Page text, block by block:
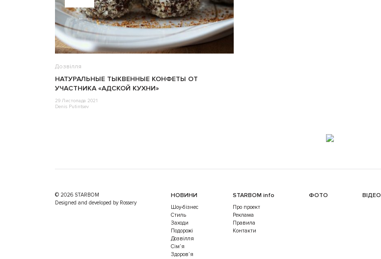
Дозвілля
НАТУРАЛЬНЫЕ ТЫКВЕННЫЕ КОНФЕТЫ ОТ
УЧАСТНИКА «АДСКОЙ КУХНИ»
29 Листопада 2021
Denis Putintsev
© 2026 STARBOM
Designed and developed by Rossery
НОВИНИ
Шоу-бізнес
Стиль
Заходи
Подорожі
Дозвілля
Cім’я
Здоров’я
STARBOM info
Про проект
Реклама
Правила
Контакти
ФОТО ВІДЕО